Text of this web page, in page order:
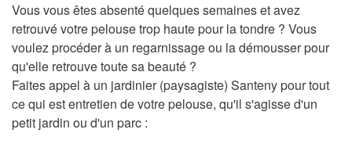
Vous vous êtes absenté quelques semaines et avez
retrouvé votre pelouse trop haute pour la tondre ? Vous
voulez procéder à un regarnissage ou la démousser pour
qu'elle retrouve toute sa beauté ?
Faites appel à un jardinier (paysagiste) Santeny pour tout
ce qui est entretien de votre pelouse, qu'il s'agisse d'un
petit jardin ou d'un parc :